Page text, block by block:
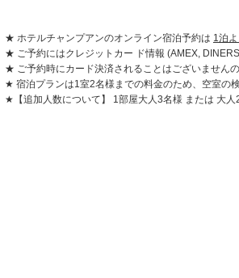
★ ホテルチャンプアンのオンライン宿泊予約は 1泊よ
★ ご予約にはクレジットカー ド情報 (AMEX,
★ ご予約時にカード決済されることはございません
★ 宿泊プランは1室2名様までの料金のため、空室の
★【追加人数について】 1部屋大人3名様 または 大